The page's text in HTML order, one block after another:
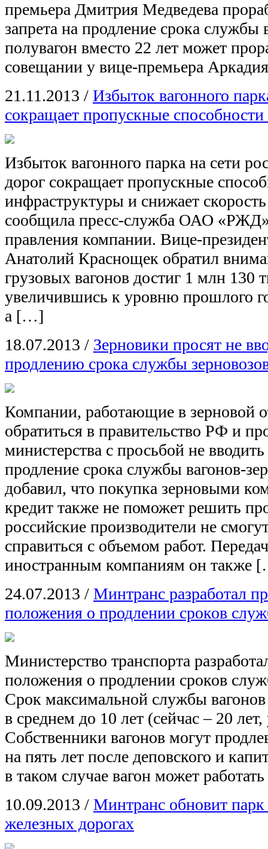
премьера Дмитрия Медведева
запрета на продление срока службы
полувагон вместо 22 лет может
совещании у вице-премьера
21.11.2013 / Избыток вагонного
сокращает пропускные
Избыток вагонного парка на сети
дорог сокращает пропускные
инфраструктуры и снижает
сообщила пресс-служба ОАО «РЖД»
правления компании. Вице-
Анатолий Краснощек обратил
грузовых вагонов достиг 1 млн 130
увеличившись к уровню прошлого
а […]
18.07.2013 / Зерновики просят не
продлению срока службы
Компании, работающие в зерновой
обратиться в правительство РФ и
министерства с просьбой не
продление срока службы вагонов-
добавил, что покупка зерновыми
кредит также не поможет решить
российские производители не
справиться с объемом работ.
иностранным компаниям он также
24.07.2013 / Минтранс разработал
положения о продлении сроков
Министерство транспорта
положения о продлении сроков
Срок максимальной службы вагонов
в среднем до 10 лет (сейчас – 20
Собственники вагонов могут
на пять лет после деповского и
в таком случае вагон может
10.09.2013 / Минтранс обновит парк
железных дорогах